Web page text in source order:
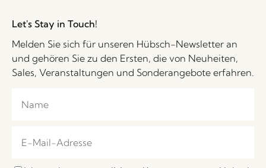
Let's Stay in Touch!
Melden Sie sich für unseren Hübsch-Newsletter an
und gehören Sie zu den Ersten, die von Neuheiten,
Sales, Veranstaltungen und Sonderangebote erfahren.